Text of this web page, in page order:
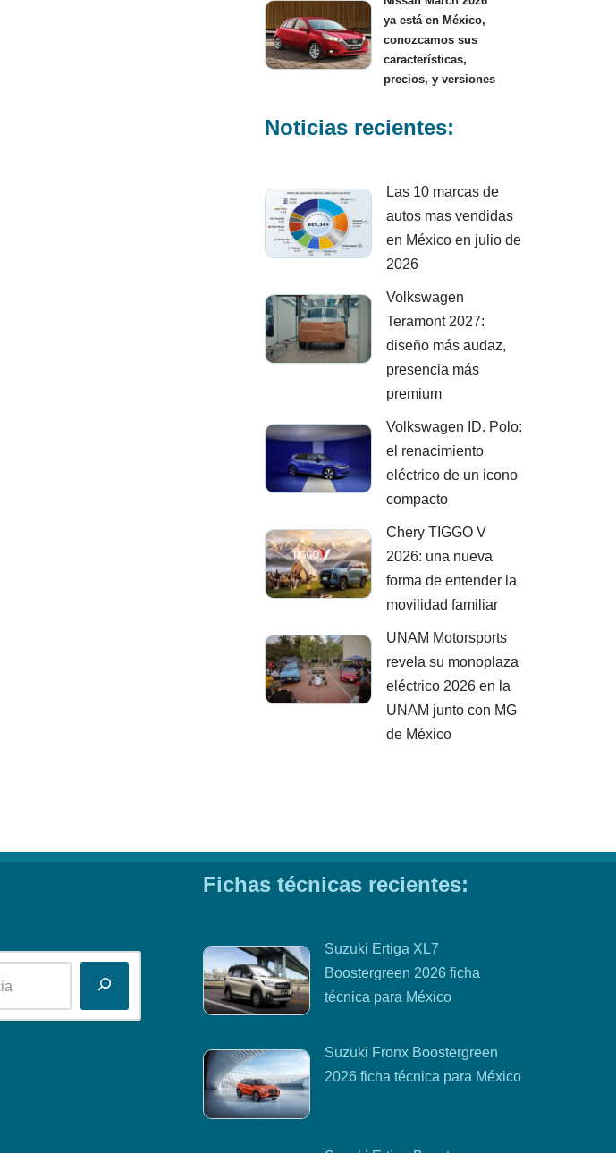
ya está en México,
conozcamos sus
características,
precios, y versiones
Noticias recientes:
Las 10 marcas de
autos mas vendidas
en México en julio de
2026
Volkswagen
Teramont 2027:
diseño más audaz,
presencia más
premium
Volkswagen ID. Polo:
el renacimiento
eléctrico de un icono
compacto
Chery TIGGO V
2026: una nueva
forma de entender la
movilidad familiar
UNAM Motorsports
revela su monoplaza
eléctrico 2026 en la
UNAM junto con MG
de México
Fichas técnicas recientes:
Suzuki Ertiga XL7
Boostergreen 2026 ficha
técnica para México
Suzuki Fronx Boostergreen
2026 ficha técnica para México